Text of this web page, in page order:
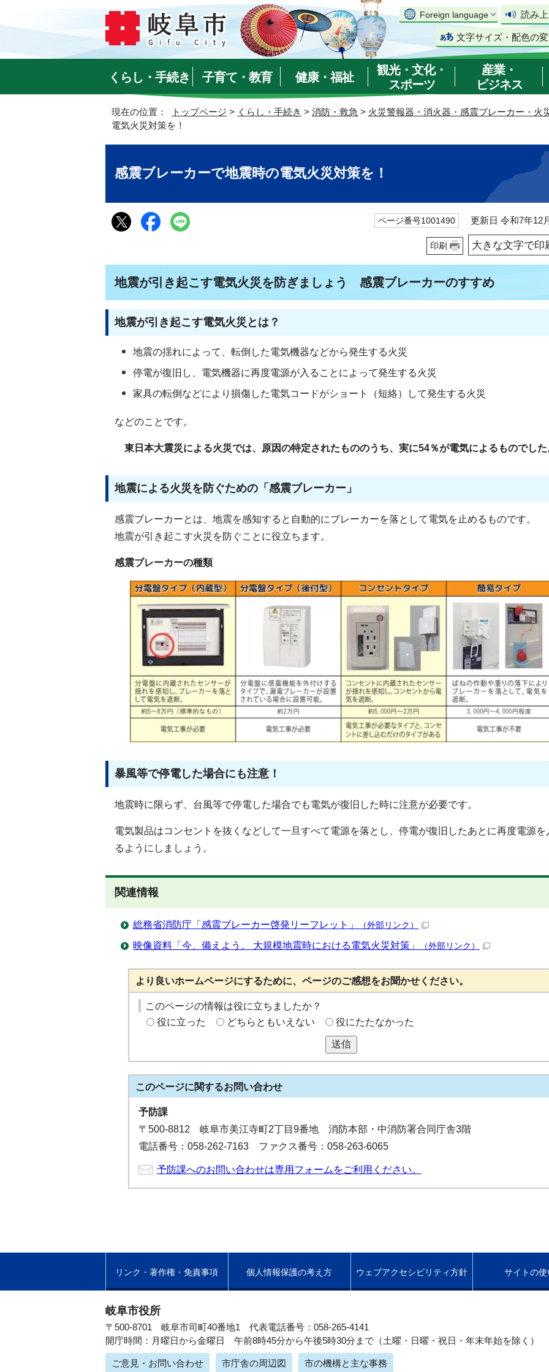
Foreign language 読み
文字サイズ・配色の
くらし・手続き 子育て・教育 健康・福祉
観光・文化・
スポーツ
産業・
ビジネス
現在の位置： トップページ > くらし・手続き > 消防・救急 > 火災警報器・消火器・感震ブレーカー・火
電気火災対策を！
感震ブレーカーで地震時の電気火災対策を！
ページ番号1001490 更新日 令和7年12
印刷 大きな文字で印
地震が引き起こす電気火災を防ぎましょう 感震ブレーカーのすすめ
地震が引き起こす電気火災とは？
地震の揺れによって、転倒した電気機器などから発生する火災
停電が復旧し、電気機器に再度電源が入ることによって発生する火災
家具の転倒などにより損傷した電気コードがショート（短絡）して発生する火災
などのことです。
東日本大震災による火災では、原因の特定されたもののうち、実に54％が電気によるものでした
地震による火災を防ぐための「感震ブレーカー」
感震ブレーカーとは、地震を感知すると自動的にブレーカーを落として電気を止めるものです。
地震が引き起こす火災を防ぐことに役立ちます。
感震ブレーカーの種類
暴風等で停電した場合にも注意！
地震時に限らず、台風等で停電した場合でも電気が復旧した時に注意が必要です。
電気製品はコンセントを抜くなどして一旦すべて電源を落とし、停電が復旧したあとに再度電源を
るようにしましょう。
関連情報
総務省消防庁「感震ブレーカー啓発リーフレット」 （外部リンク）
映像資料「今、備えよう。 大規模地震時における電気火災対策」 （外部リンク）
より良いホームページにするために、ページのご感想をお聞かせください。
このページの情報は役に立ちましたか？
役に立った
どちらともいえない 役にたたなかった
送信
このページに関するお問い合わせ
予防課
〒500-8812 岐阜市美江寺町2丁目9番地 消防本部・中消防署合同庁舎3階
電話番号：058-262-7163 ファクス番号：058-263-6065
予防課へのお問い合わせは専用フォームをご利用ください。
リンク・著作権・免責事項 個人情報保護の考え方 ウェブアクセシビリティ方針 サイトの使
岐阜市役所
〒500-8701 岐阜市司町40番地1 代表電話番号：058-265-4141
開庁時間：月曜日から金曜日 午前8時45分から午後5時30分まで（土曜・日曜・祝日・年末年始を除く）
ご意見・お問い合わせ 市庁舎の周辺図 市の機構と主な事務